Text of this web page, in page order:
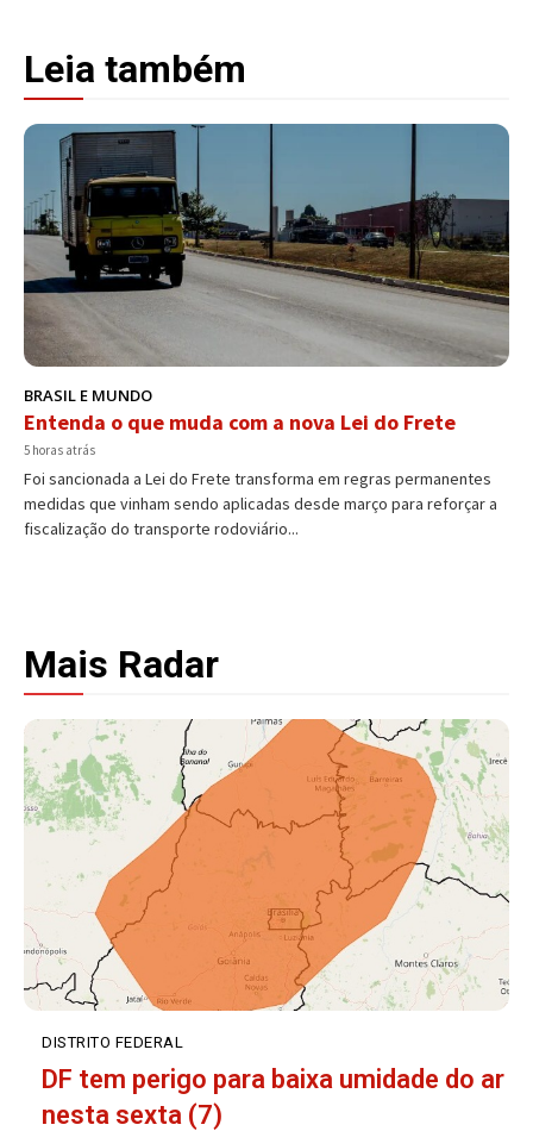
Leia também
BRASIL E MUNDO
Entenda o que muda com a nova Lei do Frete
5 horas atrás
Foi sancionada a Lei do Frete transforma em regras permanentes
medidas que vinham sendo aplicadas desde março para reforçar a
fiscalização do transporte rodoviário...
Mais Radar
DISTRITO FEDERAL
DF tem perigo para baixa umidade do ar
nesta sexta (7)